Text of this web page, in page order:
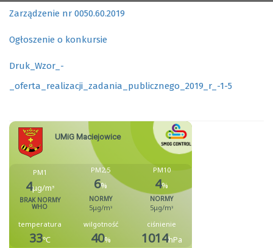
Zarządzenie nr 0050.60.2019
Ogłoszenie o konkursie
Druk_Wzor_-
_oferta_realizacji_zadania_publicznego_2019_r_-1-5